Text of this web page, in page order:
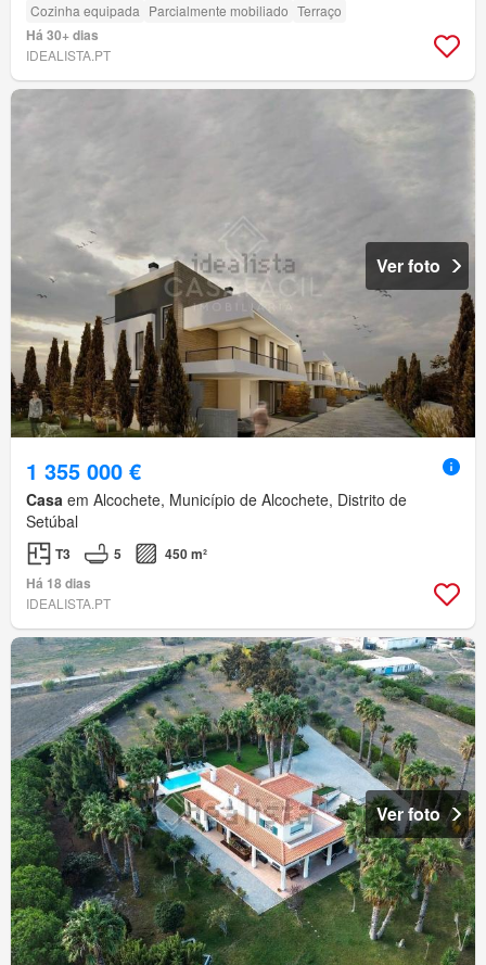
Cozinha equipada Parcialmente mobiliado Terraço
Há 30+ dias
IDEALISTA.PT
Ver foto
1 355 000 €
Casa em Alcochete, Município de Alcochete, Distrito de
Setúbal
T3 5
450 m²
Há 18 dias
IDEALISTA.PT
Ver foto